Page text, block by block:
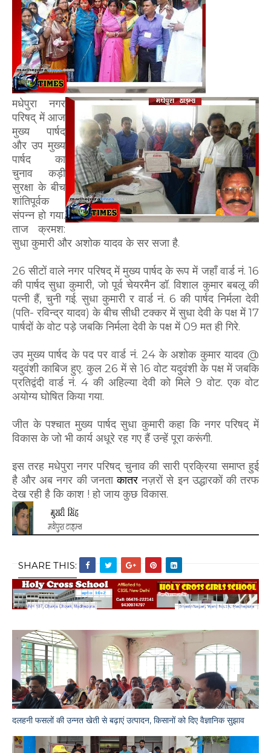
मधेपुरा नगर
परिषद् में आज
मुख्य पार्षद
और उप मुख्य
पार्षद का
चुनाव कड़ी
सुरक्षा के बीच
शांतिपूर्वक
संपन्न हो गया.
ताज क्रमश:
सुधा कुमारी और अशोक यादव के सर सजा है.
26 सीटों वाले नगर परिषद् में मुख्य पार्षद के रूप में जहाँ वार्ड नं. 16
की पार्षद सुधा कुमारी, जो पूर्व चेयरमैन डॉ. विशाल कुमार बबलू की
पत्नी हैं, चुनी गई. सुधा कुमारी र वार्ड नं. 6 की पार्षद निर्मला देवी
(पति- रविन्द्र यादव) के बीच सीधी टक्कर में सुधा देवी के पक्ष में 17
पार्षदों के वोट पड़े जबकि निर्मला देवी के पक्ष में 09 मत ही गिरे.
उप मुख्य पार्षद के पद पर वार्ड नं. 24 के अशोक कुमार यादव @
यदुवंशी काबिज हुए. कुल 26 में से 16 वोट यदुवंशी के पक्ष में जबकि
प्रतिद्वंदी वार्ड नं. 4 की अहिल्या देवी को मिले 9 वोट. एक वोट
अयोग्य घोषित किया गया.
जीत के पश्चात मुख्य पार्षद सुधा कुमारी कहा कि नगर परिषद् में
विकास के जो भी कार्य अधूरे रह गए हैं उन्हें पूरा करूंगी.
इस तरह मधेपुरा नगर परिषद् चुनाव की सारी प्रक्रिया समाप्त हुई
है और अब नगर की जनताकातर नज़रों से इन उद्धारकों की तरफ
देख रही है कि काश !हो जायकुछ विकास.
SHARE THIS:
दलहनी फसलों की उन्नत खेती से बढ़ाएं उत्पादन, किसानों को दिए वैज्ञानिक सुझाव